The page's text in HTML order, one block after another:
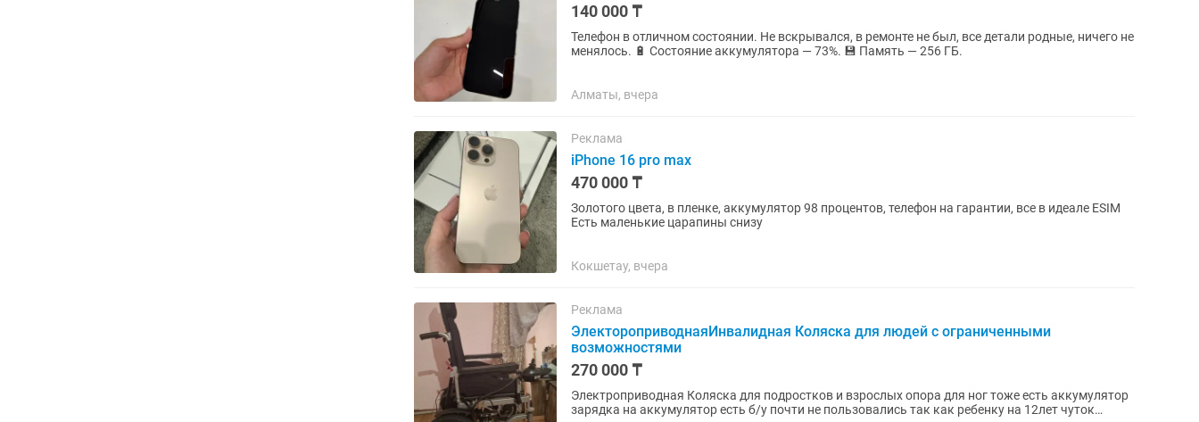
140 000 ₸
Телефон в отличном состоянии. Не вскрывался, в ремонте не был, все детали родные, ничего не
менялось. 🔋 Состояние аккумулятора — 73%. 💾 Память — 256 ГБ.
Алматы, вчера
Реклама
iPhone 16 pro max
470 000 ₸
Золотого цвета, в пленке, аккумулятор 98 процентов, телефон на гарантии, все в идеале ESIM
Есть маленькие царапины снизу
Кокшетау, вчера
Реклама
ЭлектороприводнаяИнвалидная Коляска для людей с ограниченными
возможностями
270 000 ₸
Электроприводная Коляска для подростков и взрослых опора для ног тоже есть аккумулятор
зарядка на аккумулятор есть б/у почти не пользовались так как ребенку на 12лет чуток